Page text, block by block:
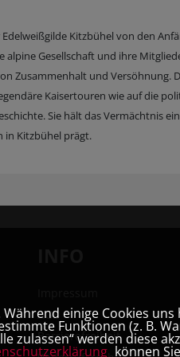
Kitzbühel von den
alpine Gesellschaft und ihre
Zusammenhalt und Versöhnung.
Kaisertouren wie auf die
Sie hält das Vermächtnis
in Kitzbühel prägt.
AGB
Barrierefreiheit
einige Cookies
Funktionen (z. B.
zulassen“ werden diese
können